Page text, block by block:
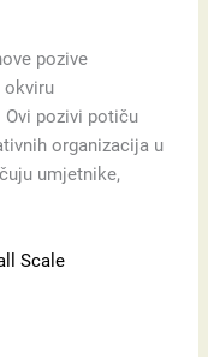
pozive
okviru
Ovi pozivi potiču
organizacija u
umjetnike,
Scale